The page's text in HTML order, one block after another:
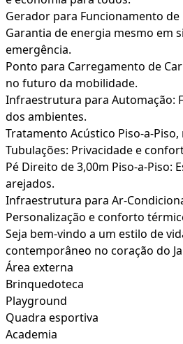
Gerador para Funcionamento de
Garantia de energia mesmo em
emergência.
Ponto para Carregamento de
no futuro da mobilidade.
Infraestrutura para Automação:
dos ambientes.
Tratamento Acústico Piso-a-Piso,
Tubulações: Privacidade e
Pé Direito de 3,00m Piso-a-Piso:
arejados.
Infraestrutura para Ar-
Personalização e conforto
Seja bem-vindo a um estilo de
contemporâneo no coração do
Área externa
Brinquedoteca
Playground
Quadra esportiva
Academia